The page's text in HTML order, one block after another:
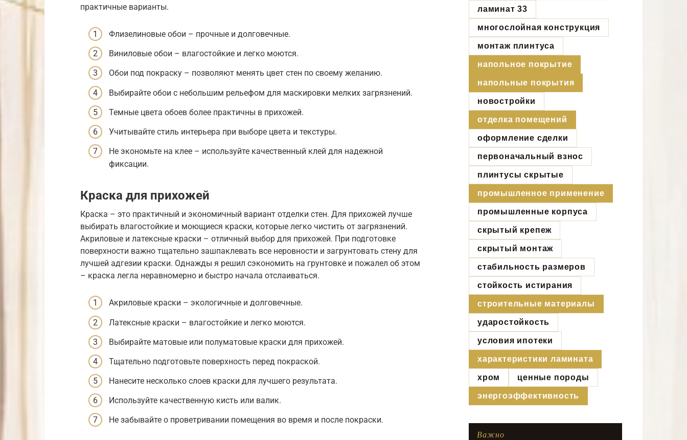
практичные варианты.
Флизелиновые обои – прочные и долговечные.
Виниловые обои – влагостойкие и легко моются.
Обои под покраску – позволяют менять цвет стен по своему желанию.
Выбирайте обои с небольшим рельефом для маскировки мелких загрязнений.
Темные цвета обоев более практичны в прихожей.
Учитывайте стиль интерьера при выборе цвета и текстуры.
Не экономьте на клее – используйте качественный клей для надежной
фиксации.
Краска для прихожей
Краска – это практичный и экономичный вариант отделки стен. Для прихожей лучше
выбирать влагостойкие и моющиеся краски, которые легко чистить от загрязнений.
Акриловые и латексные краски – отличный выбор для прихожей. При подготовке
поверхности важно тщательно зашпаклевать все неровности и загрунтовать стену для
лучшей адгезии краски. Однажды я решил сэкономить на грунтовке и пожалел об этом
– краска легла неравномерно и быстро начала отслаиваться.
Акриловые краски – экологичные и долговечные.
Латексные краски – влагостойкие и легко моются.
Выбирайте матовые или полуматовые краски для прихожей.
Тщательно подготовьте поверхность перед покраской.
Нанесите несколько слоев краски для лучшего результата.
Используйте качественную кисть или валик.
Не забывайте о проветривании помещения во время и после покраски.
ламинат 33
многослойная конструкция
монтаж плинтуса
напольное покрытие
напольные покрытия
новостройки
отделка помещений
оформление сделки
первоначальный взнос
плинтусы скрытые
промышленное применение
промышленные корпуса
скрытый крепеж
скрытый монтаж
стабильность размеров
стойкость истирания
строительные материалы
ударостойкость
условия ипотеки
характеристики ламината
хром ценные породы
энергоэффективность
Важно